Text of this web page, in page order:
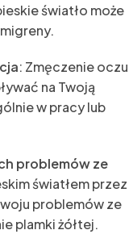
światło może
: Zmęczenie oczu
na Twoją
w pracy lub
problemów ze
światłem przez
problemów ze
plamki żółtej.